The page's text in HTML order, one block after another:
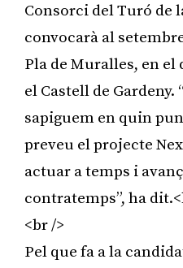
Consorci del Turó de
convocarà al
Pla de Muralles, en
el Castell de Gardeny.
sapiguem en quin
preveu el projecte
actuar a temps i
contratemps”, ha
<br />
Pel que fa a la